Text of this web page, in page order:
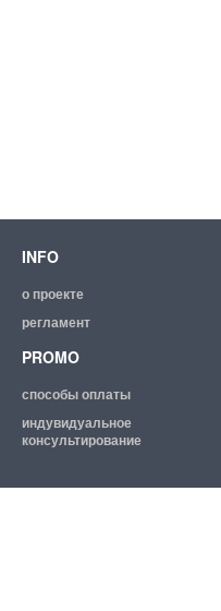
INFO
о проекте
регламент
PROMO
способы оплаты
индувидуальное
консультирование